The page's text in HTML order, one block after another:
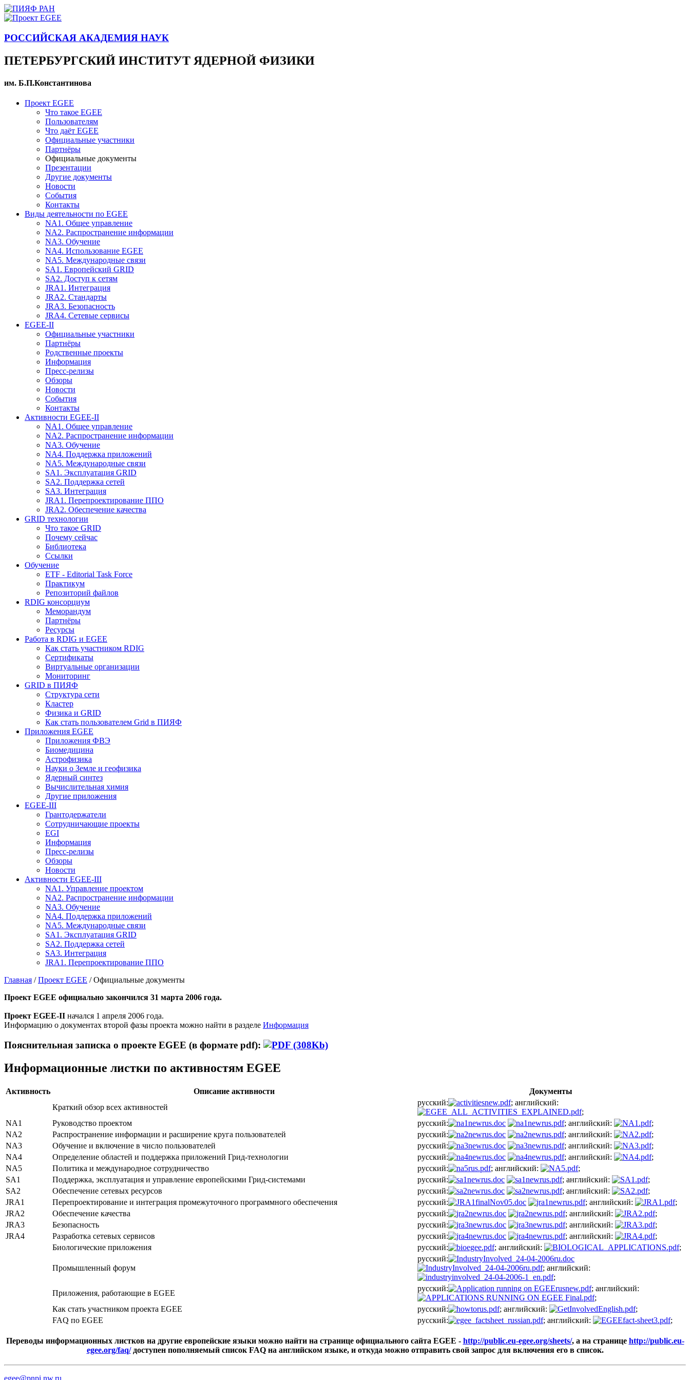
РОССИЙСКАЯ АКАДЕМИЯ НАУК
ПЕТЕРБУРГСКИЙ ИНСТИТУТ ЯДЕРНОЙ ФИЗИКИ
им. Б.П.Константинова
Проект EGEE
Что такое EGEE
Пользователям
Что даёт EGEE
Официальные участники
Партнёры
Официальные документы
Презентации
Другие документы
Новости
События
Контакты
Виды деятельности по EGEE
NA1. Общее управление
NA2. Распространение информации
NA3. Обучение
NA4. Использование EGEE
NA5. Международные связи
SA1. Европейский GRID
SA2. Доступ к сетям
JRA1. Интеграция
JRA2. Стандарты
JRA3. Безопасность
JRA4. Сетевые сервисы
EGEE-II
Официальные участники
Партнёры
Родственные проекты
Информация
Пресс-релизы
Обзоры
Новости
События
Контакты
Активности EGEE-II
NA1. Общее управление
NA2. Распространение информации
NA3. Обучение
NA4. Поддержка приложений
NA5. Международные связи
SA1. Эксплуатация GRID
SA2. Поддержка сетей
SA3. Интеграция
JRA1. Перепроектирование ППО
JRA2. Обеспечение качества
GRID технологии
Что такое GRID
Почему сейчас
Библиотека
Ссылки
Обучение
ETF - Editorial Task Force
Практикум
Репозиторий файлов
RDIG консорциум
Меморандум
Партнёры
Ресурсы
Работа в RDIG и EGEE
Как стать участником RDIG
Сертификаты
Виртуальные организации
Мониторинг
GRID в ПИЯФ
Структура сети
Кластер
Физика и GRID
Как стать пользователем Grid в ПИЯФ
Приложения EGEE
Приложения ФВЭ
Биомедицина
Астрофизика
Науки о Земле и геофизика
Ядерный синтез
Вычислительная химия
Другие приложения
EGEE-III
Грантодержатели
Сотрудничающие проекты
EGI
Информация
Пресс-релизы
Обзоры
Новости
Активности EGEE-III
NA1. Управление проектом
NA2. Распространение информации
NA3. Обучение
NA4. Поддержка приложений
NA5. Международные связи
SA1. Эксплуатация GRID
SA2. Поддержка сетей
SA3. Интеграция
JRA1. Перепроектирование ППО
Главная /Проект EGEE / Официальные документы
Проект EGEE официально закончился 31 марта 2006 года.
Проект EGEE-II начался 1 апреля 2006 года.
Информацию о документах второй фазы проекта можно найти в разделе Информация
Пояснительная записка о проекте EGEE (в формате pdf):
Информационные листки по активностям EGEE
Активность Описание активности
Документы
Краткий обзор всех активностей
русский:
; английский:
;
NA1
Руководство проектом русский: ; английский:
;
NA2
Распространение информации и расширение круга пользователей русский: ; английский:
;
NA3
Обучение и включение в число пользователей русский: ; английский:
;
NA4
Определение областей и поддержка приложений Грид-технологии русский: ; английский:
;
NA5
Политика и международное сотрудничество русский: ; английский:
;
SA1
Поддержка, эксплуатация и управление европейскими Грид-системами русский: ; английский:
;
SA2
Обеспечение сетевых ресурсов русский: ; английский:
;
JRA1
Перепроектирование и интеграция промежуточного программного обеспечения русский: ; английский:
;
JRA2
Обеспечение качества русский: ; английский:
;
JRA3
Безопасность русский: ; английский:
;
JRA4
Разработка сетевых сервисов русский: ; английский:
;
Биологические приложения
русский: ; английский: ;
Промышленный форум
русский:
; английский:
;
Приложения, работающие в EGEE
русский:
; английский:
;
Как стать участником проекта EGEE
русский: ; английский:
;
FAQ по EGEE
русский: ; английский: ;
Переводы информационных листков на другие европейские языки можно найти на странице официального сайта EGEE - http://public.eu-egee.org/sheets/, а на странице http://public.eu-
egee.org/faq/доступен пополняемый список FAQ на английском языке, и откуда можно отправить свой запрос для включения его в список.
egee@pnpi.nw.ru